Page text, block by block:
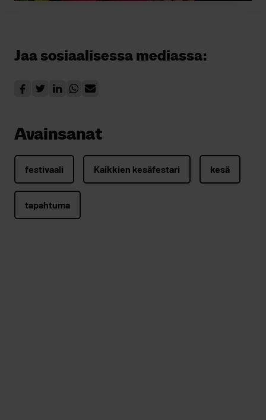
Jaa sosiaalisessa mediassa:
Avainsanat
festivaali Kaikkien kesäfestari kesä
tapahtuma